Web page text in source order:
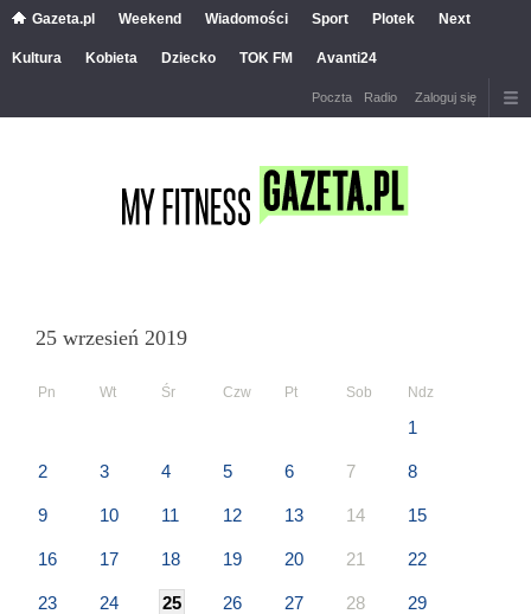
Gazeta.pl Weekend Wiadomości Sport Plotek Next
Kultura Kobieta Dziecko TOK FM Avanti24
Poczta Radio Zaloguj się
25 wrzesień 2019
Pn Wt Śr Czw Pt Sob Ndz
1
2 3 4 5 6 7 8
9 10 11 12 13 14 15
16 17 18 19 20 21 22
23 24 25 26 27 28 29